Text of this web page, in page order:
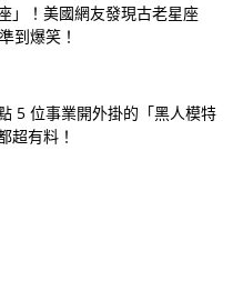
」！美國網友發現古老星座
到爆笑！
5 位事業開外掛的「黑人模特
超有料！